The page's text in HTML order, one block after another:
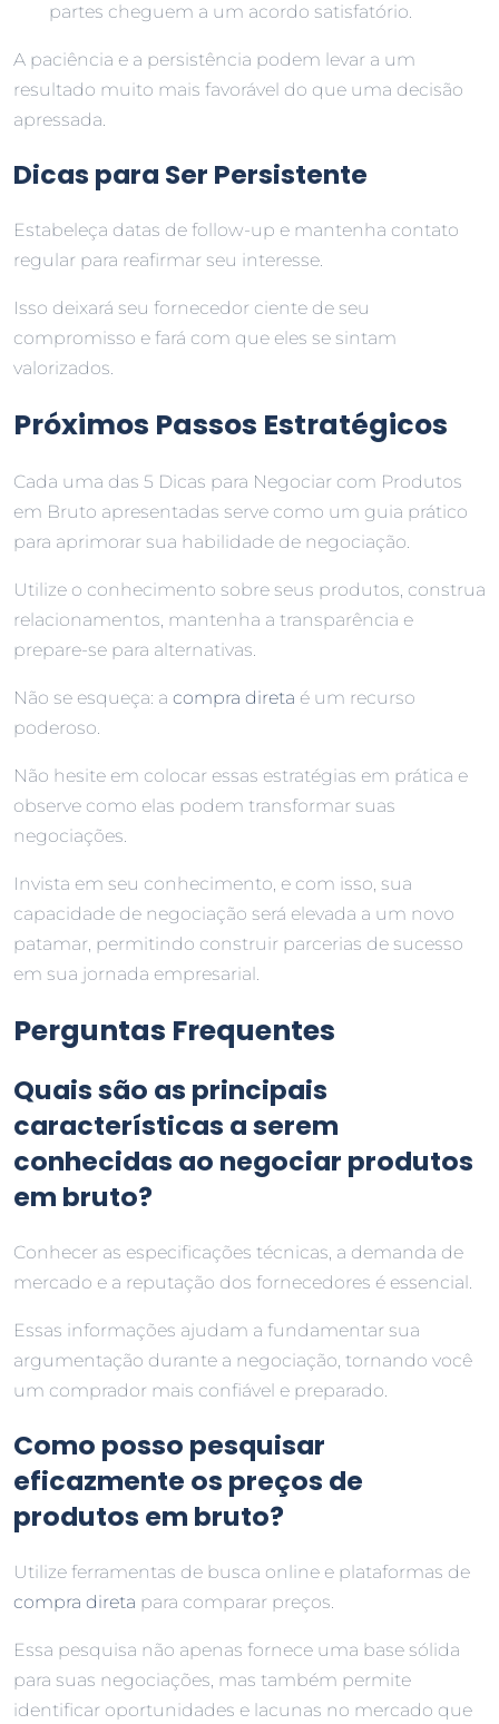
partes cheguem a um acordo satisfatório.
A paciência e a persistência podem levar a um
resultado muito mais favorável do que uma decisão
apressada.
Dicas para Ser Persistente
Estabeleça datas de follow-up e mantenha contato
regular para reafirmar seu interesse.
Isso deixará seu fornecedor ciente de seu
compromisso e fará com que eles se sintam
valorizados.
Próximos Passos Estratégicos
Cada uma das 5 Dicas para Negociar com Produtos
em Bruto apresentadas serve como um guia prático
para aprimorar sua habilidade de negociação.
Utilize o conhecimento sobre seus produtos, construa
relacionamentos, mantenha a transparência e
prepare-se para alternativas.
Não se esqueça: a compra direta é um recurso
poderoso.
Não hesite em colocar essas estratégias em prática e
observe como elas podem transformar suas
negociações.
Invista em seu conhecimento, e com isso, sua
capacidade de negociação será elevada a um novo
patamar, permitindo construir parcerias de sucesso
em sua jornada empresarial.
Perguntas Frequentes
Quais são as principais
características a serem
conhecidas ao negociar produtos
em bruto?
Conhecer as especificações técnicas, a demanda de
mercado e a reputação dos fornecedores é essencial.
Essas informações ajudam a fundamentar sua
argumentação durante a negociação, tornando você
um comprador mais confiável e preparado.
Como posso pesquisar
eficazmente os preços de
produtos em bruto?
Utilize ferramentas de busca online e plataformas de
compra direta para comparar preços.
Essa pesquisa não apenas fornece uma base sólida
para suas negociações, mas também permite
identificar oportunidades e lacunas no mercado que